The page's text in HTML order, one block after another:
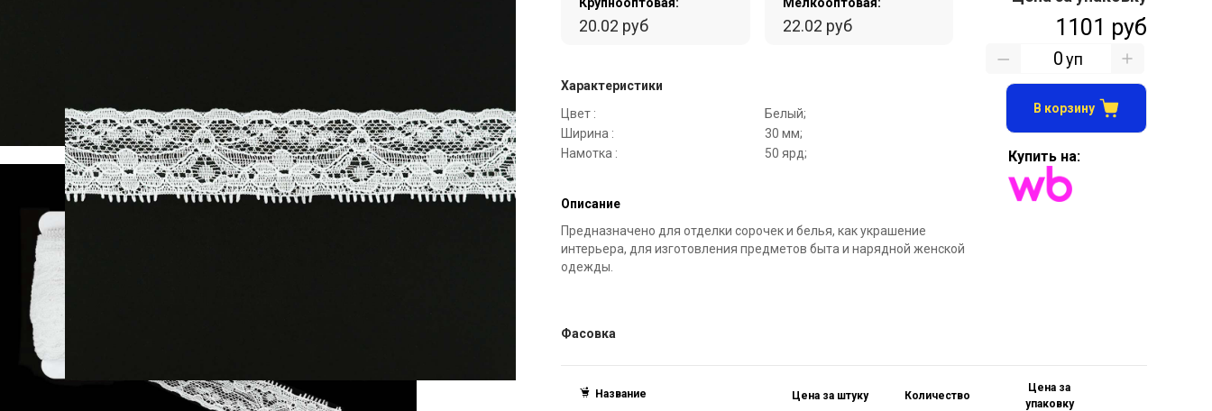
20.02 руб 22.02 руб
Характеристики
Цвет :
Белый;
Ширина :
30 мм;
Намотка :
50 ярд;
Описание
Предназначено для отделки сорочек и белья, как украшение
интерьера, для изготовления предметов быта и нарядной женской
одежды.
1101 руб
уп
В корзину
Купить на:
Фасовка
Название Цена за штуку Количество
Цена за
упаковку